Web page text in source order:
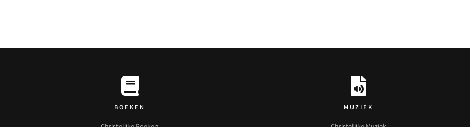
BOEKEN MUZIEK